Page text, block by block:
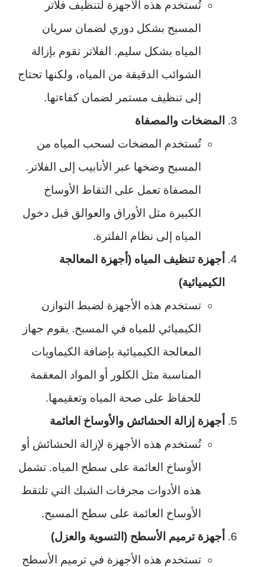
تُستخدم هذه الأجهزة لتنظيف فلاتر
المسبح بشكل دوري لضمان سريان
المياه بشكل سليم. الفلاتر تقوم بإزالة
الشوائب الدقيقة من المياه، ولكنها تحتاج
إلى تنظيف مستمر لضمان كفاءتها.
المضخات والمصفاة
تُستخدم المضخات لسحب المياه من
المسبح وضخها عبر الأنابيب إلى الفلاتر.
المصفاة تعمل على التقاط الأوساخ
الكبيرة مثل الأوراق والعوالق قبل دخول
المياه إلى نظام الفلترة.
أجهزة تنظيف المياه (أجهزة المعالجة
الكيميائية)
تستخدم هذه الأجهزة لضبط التوازن
الكيميائي للمياه في المسبح. يقوم جهاز
المعالجة الكيميائية بإضافة الكيماويات
المناسبة مثل الكلور أو المواد المعقمة
للحفاظ على صحة المياه وتعقيمها.
أجهزة إزالة الحشائش والأوساخ العائمة
تُستخدم هذه الأجهزة لإزالة الحشائش أو
الأوساخ العائمة على سطح المياه. تشمل
هذه الأدوات مجرفات الشبك التي تلتقط
الأوساخ العائمة على سطح المسبح.
أجهزة ترميم الأسطح (التسوية والعزل)
تستخدم هذه الأجهزة في ترميم الأسطح